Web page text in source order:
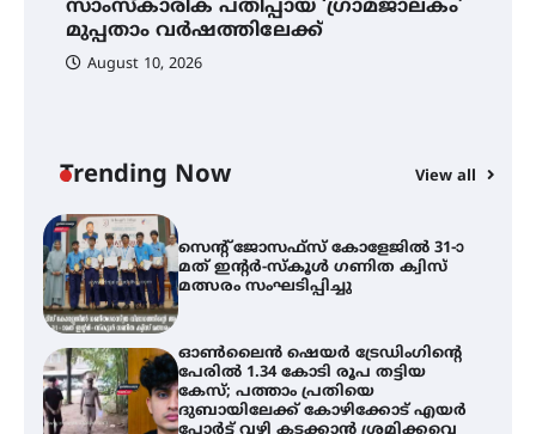
സാംസ്കാരിക പതിപ്പായ ‘ഗ്രാമജാലകം’
മുപ്പതാം വർഷത്തിലേക്ക്
August 10, 2026
Trending Now View all
വേളൂക്കര ഗ്രാമപഞ്ചായത്തിന്റെ
സാംസ്കാരിക പതിപ്പായ
മത്സരം സംഘടിപ്പിച്ചു
ഓൺലൈൻ ഷെയർ ട്രേഡിംഗിന്റെ
കേസ്; പത്താം പ്രതിയെ
ദുബായിലേക്ക് കോഴിക്കോട് എയർ
പോർട്ട് വഴി കടക്കാൻ ശ്രമിക്കവെ
അറസ്റ്റ് ചെയ്തു